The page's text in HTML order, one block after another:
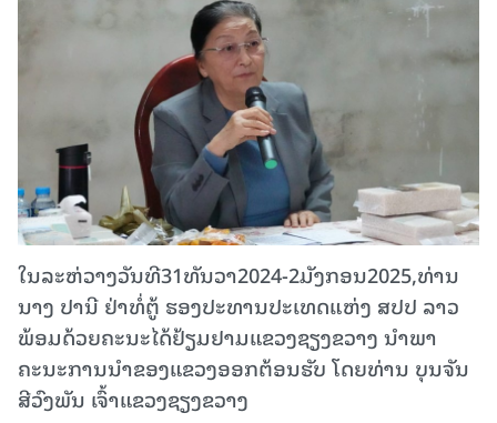
ໃນລະຫ່ວາງວັນທີ31ທັນວາ2024-2ມັງກອນ2025,ທ່ານ
ນາງ ປານີ ຢ່າທໍ່ຕູ້ ຮອງປະທານປະເທດແຫ່ງ ສປປ ລາວ
ພ້ອມດ້ວຍຄະນະໄດ້ຢ້ຽມຢາມແຂວງຊຽງຂວາງ ນຳພາ
ຄະນະການນຳຂອງແຂວງອອກຕ້ອນຮັບ ໂດຍທ່ານ ບຸນຈັນ
ສີວົງພັນ ເຈົ້າແຂວງຊຽງຂວາງ